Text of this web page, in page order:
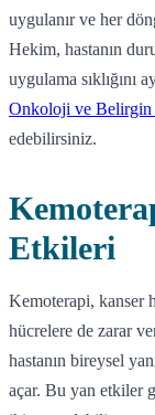
uygulanır ve her
Hekim, hastanın
uygulama sıklığını
Onkoloji ve Belirgin
edebilirsiniz.
Etkileri
Kemoterapi, kanser
hücrelere de zarar
hastanın bireysel
açar. Bu yan etkiler